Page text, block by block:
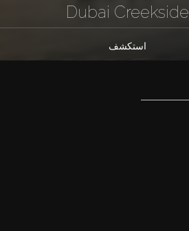
Dubai Creekside
استكشف